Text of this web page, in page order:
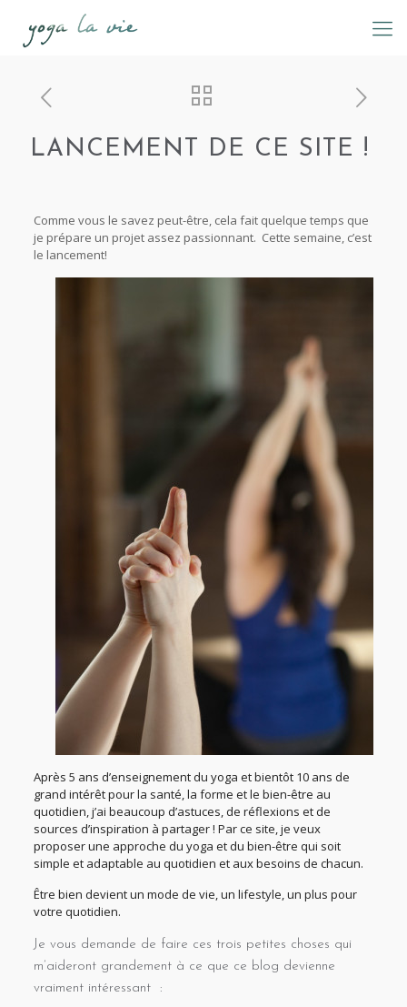
LANCEMENT DE CE SITE !
Comme vous le savez peut-être, cela fait quelque temps que
je prépare un projet assez passionnant. Cette semaine, c’est
le lancement!
Après 5 ans d’enseignement du yoga et bientôt 10 ans de
grand intérêt pour la santé, la forme et le bien-être au
quotidien, j’ai beaucoup d’astuces, de réflexions et de
sources d’inspiration à partager ! Par ce site, je veux
proposer une approche du yoga et du bien-être qui soit
simple et adaptable au quotidien et aux besoins de chacun.
Être bien devient un mode de vie, un lifestyle, un plus pour
votre quotidien.
Je vous demande de faire ces trois petites choses qui
m’aideront grandement à ce que ce blog devienne
vraiment intéressant :